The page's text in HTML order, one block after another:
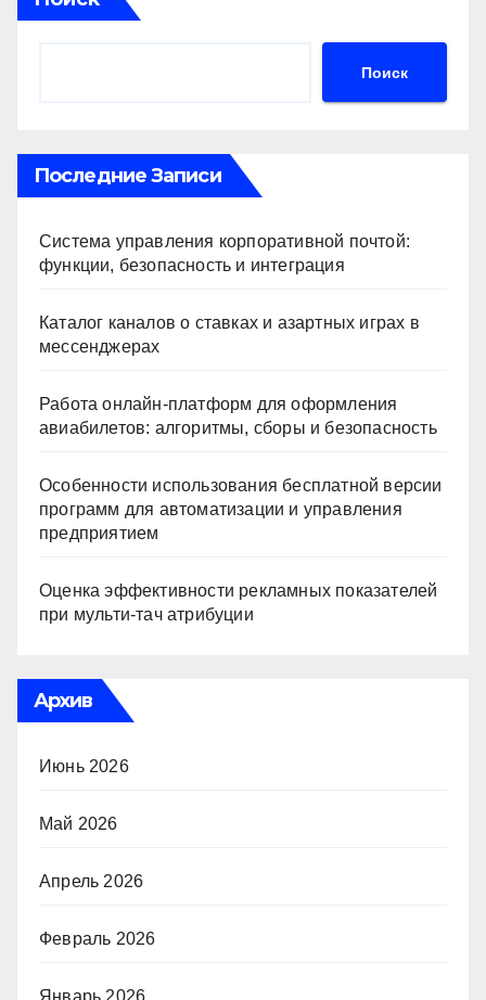
Поиск
Последние Записи
Система управления корпоративной почтой:
функции, безопасность и интеграция
Каталог каналов о ставках и азартных играх в
мессенджерах
Работа онлайн‑платформ для оформления
авиабилетов: алгоритмы, сборы и безопасность
Особенности использования бесплатной версии
программ для автоматизации и управления
предприятием
Оценка эффективности рекламных показателей
при мульти-тач атрибуции
Архив
Июнь 2026
Май 2026
Апрель 2026
Февраль 2026
Январь 2026